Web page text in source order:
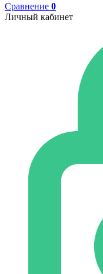
Сравнение 0
Личный кабинет